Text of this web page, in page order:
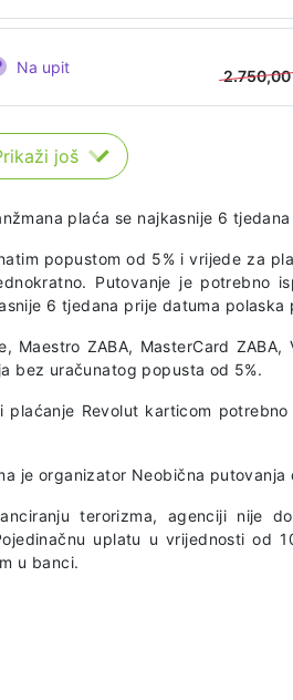
Na upit 2.750,00
još
plaća se najkasnije 6
popustom od 5% i vrijede za
Putovanje je potrebno
6 tjedana prije datuma polaska
ZABA, MasterCard ZABA,
bez uračunatog popusta od 5%.
Revolut karticom
je organizator Neobična putovanja
terorizma, agenciji nije
uplatu u vrijednosti od
u banci.